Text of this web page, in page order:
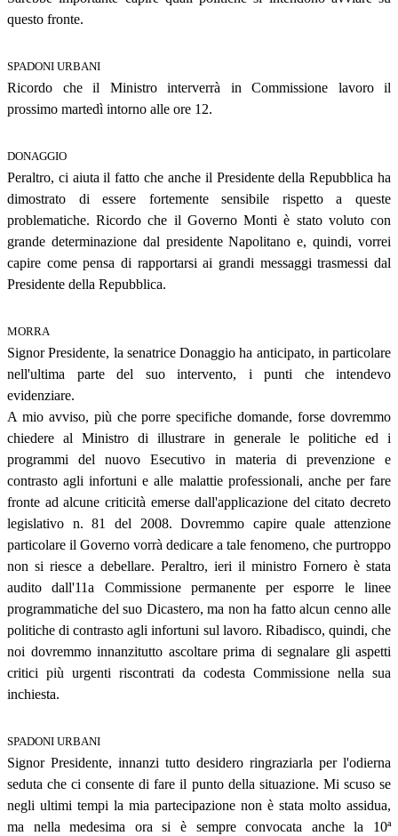
questo fronte.
SPADONI URBANI
Ricordo che il Ministro interverrà in Commissione lavoro il
prossimo martedì intorno alle ore 12.
DONAGGIO
Peraltro, ci aiuta il fatto che anche il Presidente della Repubblica ha
dimostrato di essere fortemente sensibile rispetto a queste
problematiche. Ricordo che il Governo Monti è stato voluto con
grande determinazione dal presidente Napolitano e, quindi, vorrei
capire come pensa di rapportarsi ai grandi messaggi trasmessi dal
Presidente della Repubblica.
MORRA
Signor Presidente, la senatrice Donaggio ha anticipato, in particolare
nell'ultima parte del suo intervento, i punti che intendevo
evidenziare.
A mio avviso, più che porre specifiche domande, forse dovremmo
chiedere al Ministro di illustrare in generale le politiche ed i
programmi del nuovo Esecutivo in materia di prevenzione e
contrasto agli infortuni e alle malattie professionali, anche per fare
fronte ad alcune criticità emerse dall'applicazione del citato decreto
legislativo n. 81 del 2008. Dovremmo capire quale attenzione
particolare il Governo vorrà dedicare a tale fenomeno, che purtroppo
non si riesce a debellare. Peraltro, ieri il ministro Fornero è stata
audito dall'11a Commissione permanente per esporre le linee
programmatiche del suo Dicastero, ma non ha fatto alcun cenno alle
politiche di contrasto agli infortuni sul lavoro. Ribadisco, quindi, che
noi dovremmo innanzitutto ascoltare prima di segnalare gli aspetti
critici più urgenti riscontrati da codesta Commissione nella sua
inchiesta.
SPADONI URBANI
Signor Presidente, innanzi tutto desidero ringraziarla per l'odierna
seduta che ci consente di fare il punto della situazione. Mi scuso se
negli ultimi tempi la mia partecipazione non è stata molto assidua,
ma nella medesima ora si è sempre convocata anche la 10ª